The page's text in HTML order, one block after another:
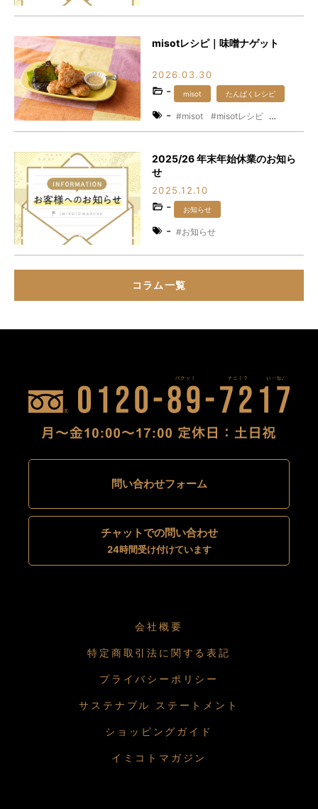
misotレシピ｜味噌ナゲット
2026.03.30
- misot たんぱくレシピ
- misot
misotレシピ
たんぱくレシピ
たんぱく質
発酵食品
2025/26 年末年始休業のお知ら
せ
2025.12.10
- お知らせ
- お知らせ
コラム一覧
会社概要
特定商取引法に関する表記
プライバシーポリシー
サステナブル ステートメント
ショッピングガイド
イミコトマガジン
問い合わせフォーム
チャットでの問い合わせ
24時間受け付けています